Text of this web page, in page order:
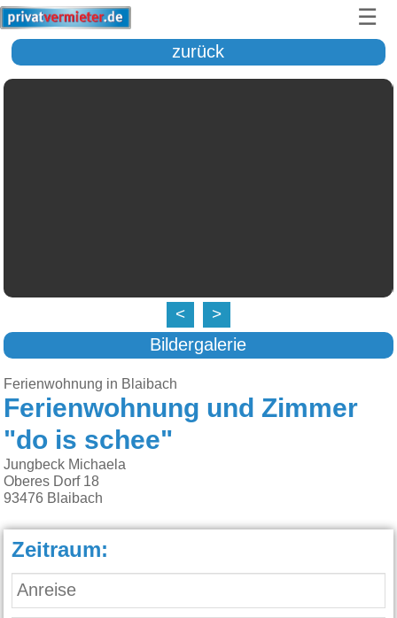
☰
zurück
< >
Bildergalerie
Ferienwohnung in Blaibach
Ferienwohnung und Zimmer
"do is schee"
Jungbeck Michaela
Oberes Dorf 18
93476 Blaibach
Zeitraum: